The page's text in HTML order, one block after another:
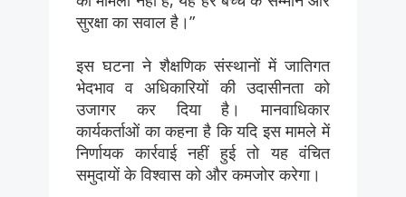
सुरक्षा का सवाल है।”
इस घटना ने शैक्षणिक संस्थानों में जातिगत
भेदभाव व अधिकारियों की उदासीनता को
उजागर कर दिया है। मानवाधिकार
कार्यकर्ताओं का कहना है कि यदि इस मामले में
निर्णायक कार्रवाई नहीं हुई तो यह वंचित
समुदायों के विश्वास को और कमजोर करेगा।